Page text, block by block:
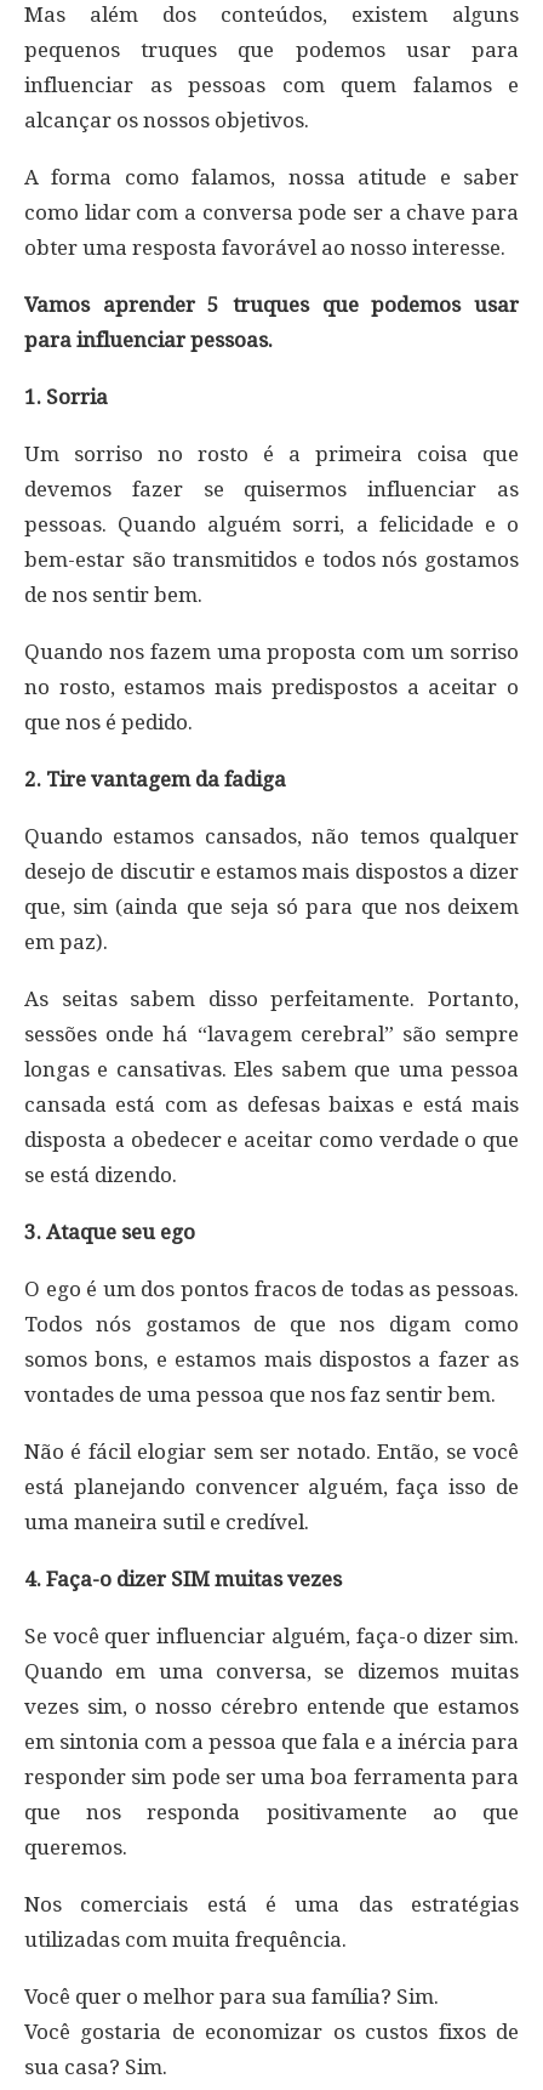
Mas além dos conteúdos, existem alguns
pequenos truques que podemos usar para
influenciar as pessoas com quem falamos e
alcançar os nossos objetivos.
A forma como falamos, nossa atitude e saber
como lidar com a conversa pode ser a chave para
obter uma resposta favorável ao nosso interesse.
Vamos aprender 5 truques que podemos usar
para influenciar pessoas.
1. Sorria
Um sorriso no rosto é a primeira coisa que
devemos fazer se quisermos influenciar as
pessoas. Quando alguém sorri, a felicidade e o
bem-estar são transmitidos e todos nós gostamos
de nos sentir bem.
Quando nos fazem uma proposta com um sorriso
no rosto, estamos mais predispostos a aceitar o
que nos é pedido.
2. Tire vantagem da fadiga
Quando estamos cansados, não temos qualquer
desejo de discutir e estamos mais dispostos a dizer
que, sim (ainda que seja só para que nos deixem
em paz).
As seitas sabem disso perfeitamente. Portanto,
sessões onde há “lavagem cerebral” são sempre
longas e cansativas. Eles sabem que uma pessoa
cansada está com as defesas baixas e está mais
disposta a obedecer e aceitar como verdade o que
se está dizendo.
3. Ataque seu ego
O ego é um dos pontos fracos de todas as pessoas.
Todos nós gostamos de que nos digam como
somos bons, e estamos mais dispostos a fazer as
vontades de uma pessoa que nos faz sentir bem.
Não é fácil elogiar sem ser notado. Então, se você
está planejando convencer alguém, faça isso de
uma maneira sutil e credível.
4. Faça-o dizer SIM muitas vezes
Se você quer influenciar alguém, faça-o dizer sim.
Quando em uma conversa, se dizemos muitas
vezes sim, o nosso cérebro entende que estamos
em sintonia com a pessoa que fala e a inércia para
responder sim pode ser uma boa ferramenta para
que nos responda positivamente ao que
queremos.
Nos comerciais está é uma das estratégias
utilizadas com muita frequência.
Você quer o melhor para sua família? Sim.
Você gostaria de economizar os custos fixos de
sua casa? Sim.